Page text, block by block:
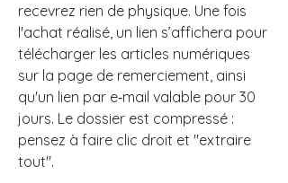
recevrez rien de physique. Une fois
l'achat réalisé, un lien s’affichera pour
télécharger les articles numériques
sur la page de remerciement, ainsi
qu'un lien par e‑mail valable pour 30
jours. Le dossier est compressé :
pensez à faire clic droit et "extraire
tout".